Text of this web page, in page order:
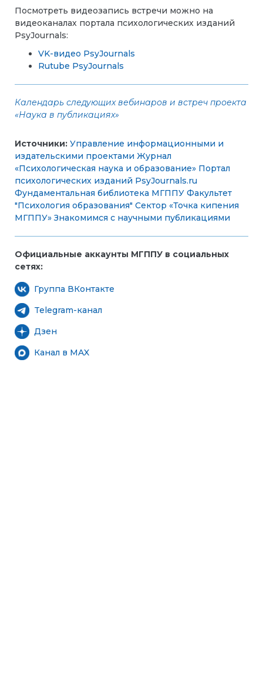
Посмотреть видеозапись встречи можно на
видеоканалах портала психологических изданий
PsyJournals:
VK-видео PsyJournals
Rutube PsyJournals
Календарь следующих вебинаров и встреч проекта
«Наука в публикациях»
Источники: Управление информационными и
издательскими проектами Журнал
«Психологическая наука и образование» Портал
психологических изданий PsyJournals.ru
Фундаментальная библиотека МГППУ Факультет
"Психология образования" Сектор «Точка кипения
МГППУ» Знакомимся с научными публикациями
Официальные аккаунты МГППУ в социальных
сетях:
Группа ВКонтакте
Telegram-канал
Дзен
Канал в MAX